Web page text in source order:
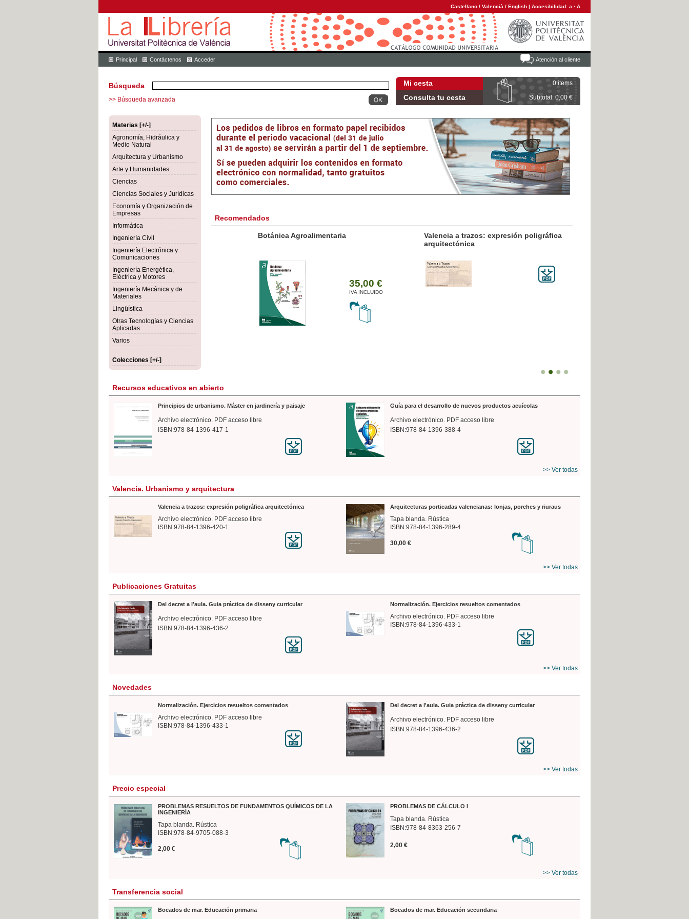
Castellano / Valencià / English | Accesibilidad: a · A
Atención al cliente
Principal Contáctenos Acceder
Mi cesta 0 items
Consulta tu cesta Subtotal: 0,00 €
Búsqueda
>> Búsqueda avanzada
Materias [+/-]
Agronomía, Hidráulica y
Medio Natural
Arquitectura y Urbanismo
Arte y Humanidades
Ciencias
Ciencias Sociales y Jurídicas
Economía y Organización de
Empresas
Informática
Ingeniería Civil
Ingeniería Electrónica y
Comunicaciones
Ingeniería Energética,
Eléctrica y Motores
Ingeniería Mecánica y de
Materiales
Lingüística
Otras Tecnologías y Ciencias
Aplicadas
Varios
Colecciones [+/-]
Recomendados
Botánica Agroalimentaria
Valencia a trazos: expresión poligráfica
arquitectónica
Recursos educativos en abierto
Principios de urbanismo. Máster en jardinería y paisaje
Archivo electrónico. PDF acceso libre
ISBN:978-84-1396-417-1
Guía para el desarrollo de nuevos productos acuícolas
Archivo electrónico. PDF acceso libre
ISBN:978-84-1396-388-4
>> Ver todas
Valencia. Urbanismo y arquitectura
Valencia a trazos: expresión poligráfica arquitectónica
Archivo electrónico. PDF acceso libre
ISBN:978-84-1396-420-1
Arquitecturas porticadas valencianas: lonjas, porches y riuraus
Tapa blanda. Rústica
ISBN:978-84-1396-289-4
30,00 €
>> Ver todas
Publicaciones Gratuitas
Del decret a l'aula. Guia práctica de disseny curricular
Archivo electrónico. PDF acceso libre
ISBN:978-84-1396-436-2
Normalización. Ejercicios resueltos comentados
Archivo electrónico. PDF acceso libre
ISBN:978-84-1396-433-1
>> Ver todas
Novedades
Normalización. Ejercicios resueltos comentados
Archivo electrónico. PDF acceso libre
ISBN:978-84-1396-433-1
Del decret a l'aula. Guia práctica de disseny curricular
Archivo electrónico. PDF acceso libre
ISBN:978-84-1396-436-2
>> Ver todas
Precio especial
PROBLEMAS RESUELTOS DE FUNDAMENTOS QUÍMICOS DE LA
INGENIERÍA
Tapa blanda. Rústica
ISBN:978-84-9705-088-3
2,00 €
PROBLEMAS DE CÁLCULO I
Tapa blanda. Rústica
ISBN:978-84-8363-256-7
2,00 €
>> Ver todas
Transferencia social
Bocados de mar. Educación primaria Bocados de mar. Educación secundaria